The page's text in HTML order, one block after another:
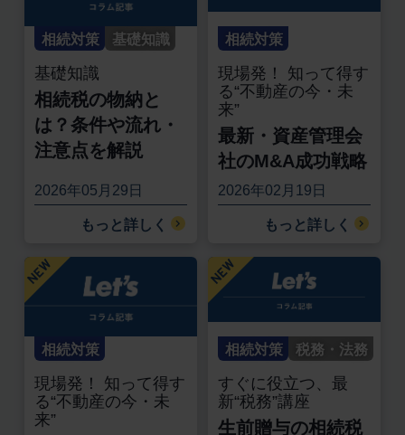
相続対策 基礎知識
基礎知識
相続税の物納と
は？条件や流れ・
注意点を解説
2026年05月29日
もっと詳しく
相続対策
現場発！ 知って得す
る“不動産の今・未
来”
最新・資産管理会
社のM&A成功戦略
2026年02月19日
もっと詳しく
相続対策
現場発！ 知って得す
る“不動産の今・未
来”
相続対策 税務・法務
すぐに役立つ、最
新“税務”講座
生前贈与の相続税